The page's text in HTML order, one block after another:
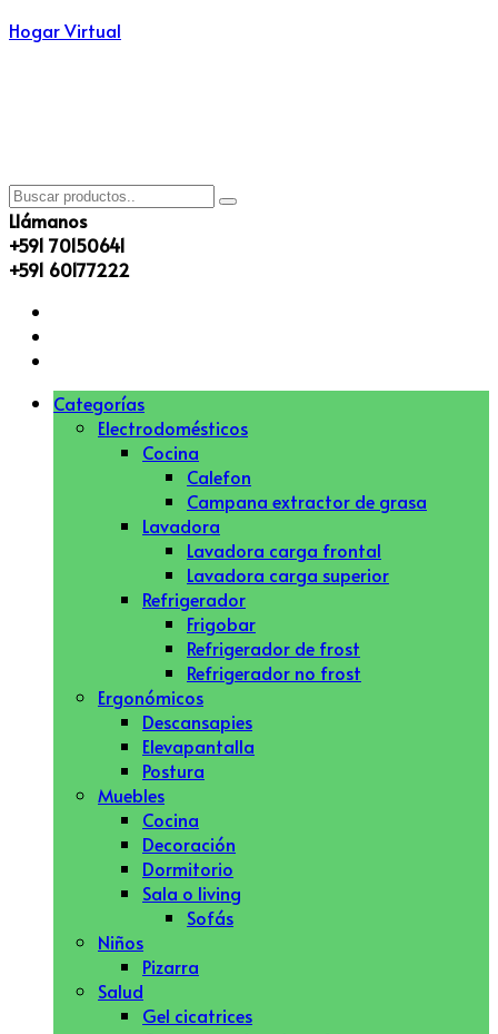
Hogar Virtual
Llámanos
+591 70150641
+591 60177222
Menú Categorías
Electrodomésticos
Cocina
Calefon
Campana extractor de grasa
Lavadora
Lavadora carga frontal
Lavadora carga superior
Refrigerador
Frigobar
Refrigerador de frost
Refrigerador no frost
Ergonómicos
Descansapies
Elevapantalla
Postura
Muebles
Cocina
Decoración
Dormitorio
Sala o living
Sofás
Niños
Pizarra
Salud
Gel cicatrices